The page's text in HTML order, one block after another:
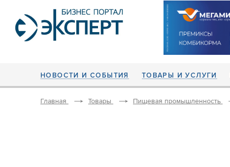
НОВОСТИ И СОБЫТИЯ ТОВАРЫ И УСЛУГИ
Главная Товары Пищевая промышленность